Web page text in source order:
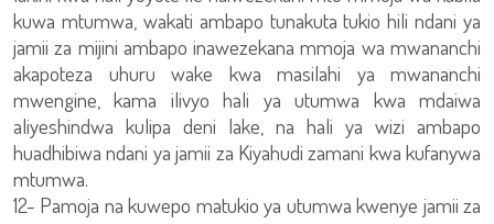
kuwa mtumwa, wakati ambapo tunakuta tukio hili ndani ya
jamii za mijini ambapo inawezekana mmoja wa mwananchi
akapoteza uhuru wake kwa masilahi ya mwananchi
mwengine, kama ilivyo hali ya utumwa kwa mdaiwa
aliyeshindwa kulipa deni lake, na hali ya wizi ambapo
huadhibiwa ndani ya jamii za Kiyahudi zamani kwa kufanywa
mtumwa.
12- Pamoja na kuwepo matukio ya utumwa kwenye jamii za